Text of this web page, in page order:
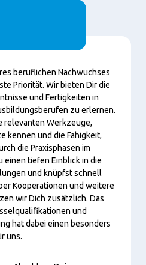
beruflichen Nachwuchses
Priorität. Wir bieten Dir die
und Fertigkeiten in
zu erlernen.
relevanten Werkzeuge,
kennen und die Fähigkeit,
die Praxisphasen im
einen tiefen Einblick in die
und knüpfst schnell
Kooperationen und weitere
wir Dich zusätzlich. Das
und
hat dabei einen besonders
uns.